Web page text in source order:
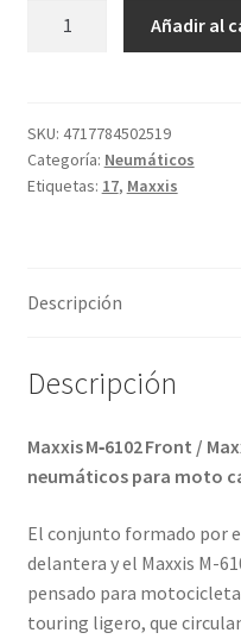
-
17
62H
Añadir al
SKU: 4717784502519
Categoría: Neumáticos
Etiquetas: 17, Maxxis
Descripción
Descripción
Maxxis M‑6102 Front /
neumáticos para moto
El conjunto formado por
delantera y el Maxxis M-
pensado para
touring ligero, que